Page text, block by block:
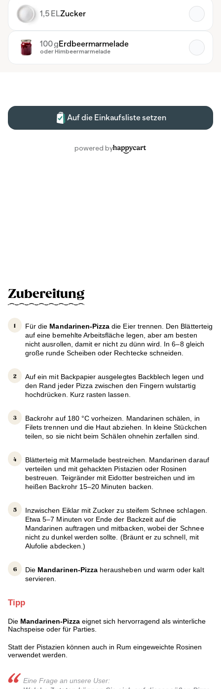
Zubereitung
Für die Mandarinen-Pizza die Eier trennen. Den Blätterteig
auf eine bemehlte Arbeitsfläche legen, aber am besten
nicht ausrollen, damit er nicht zu dünn wird. In 6–8 gleich
große runde Scheiben oder Rechtecke schneiden.
Auf ein mit Backpapier ausgelegtes Backblech legen und
den Rand jeder Pizza zwischen den Fingern wulstartig
hochdrücken. Kurz rasten lassen.
Backrohr auf 180 °C vorheizen. Mandarinen schälen, in
Filets trennen und die Haut abziehen. In kleine Stückchen
teilen, so sie nicht beim Schälen ohnehin zerfallen sind.
Blätterteig mit Marmelade bestreichen. Mandarinen darauf
verteilen und mit gehackten Pistazien oder Rosinen
bestreuen. Teigränder mit Eidotter bestreichen und im
heißen Backrohr 15–20 Minuten backen.
Inzwischen Eiklar mit Zucker zu steifem Schnee schlagen.
Etwa 5–7 Minuten vor Ende der Backzeit auf die
Mandarinen auftragen und mitbacken, wobei der Schnee
nicht zu dunkel werden sollte. (Bräunt er zu schnell, mit
Alufolie abdecken.)
Die Mandarinen-Pizza herausheben und warm oder kalt
servieren.
Tipp
Die Mandarinen-Pizza eignet sich hervorragend als winterliche
Nachspeise oder für Parties.
Statt der Pistazien können auch in Rum eingeweichte Rosinen
verwendet werden.
Eine Frage an unsere User: